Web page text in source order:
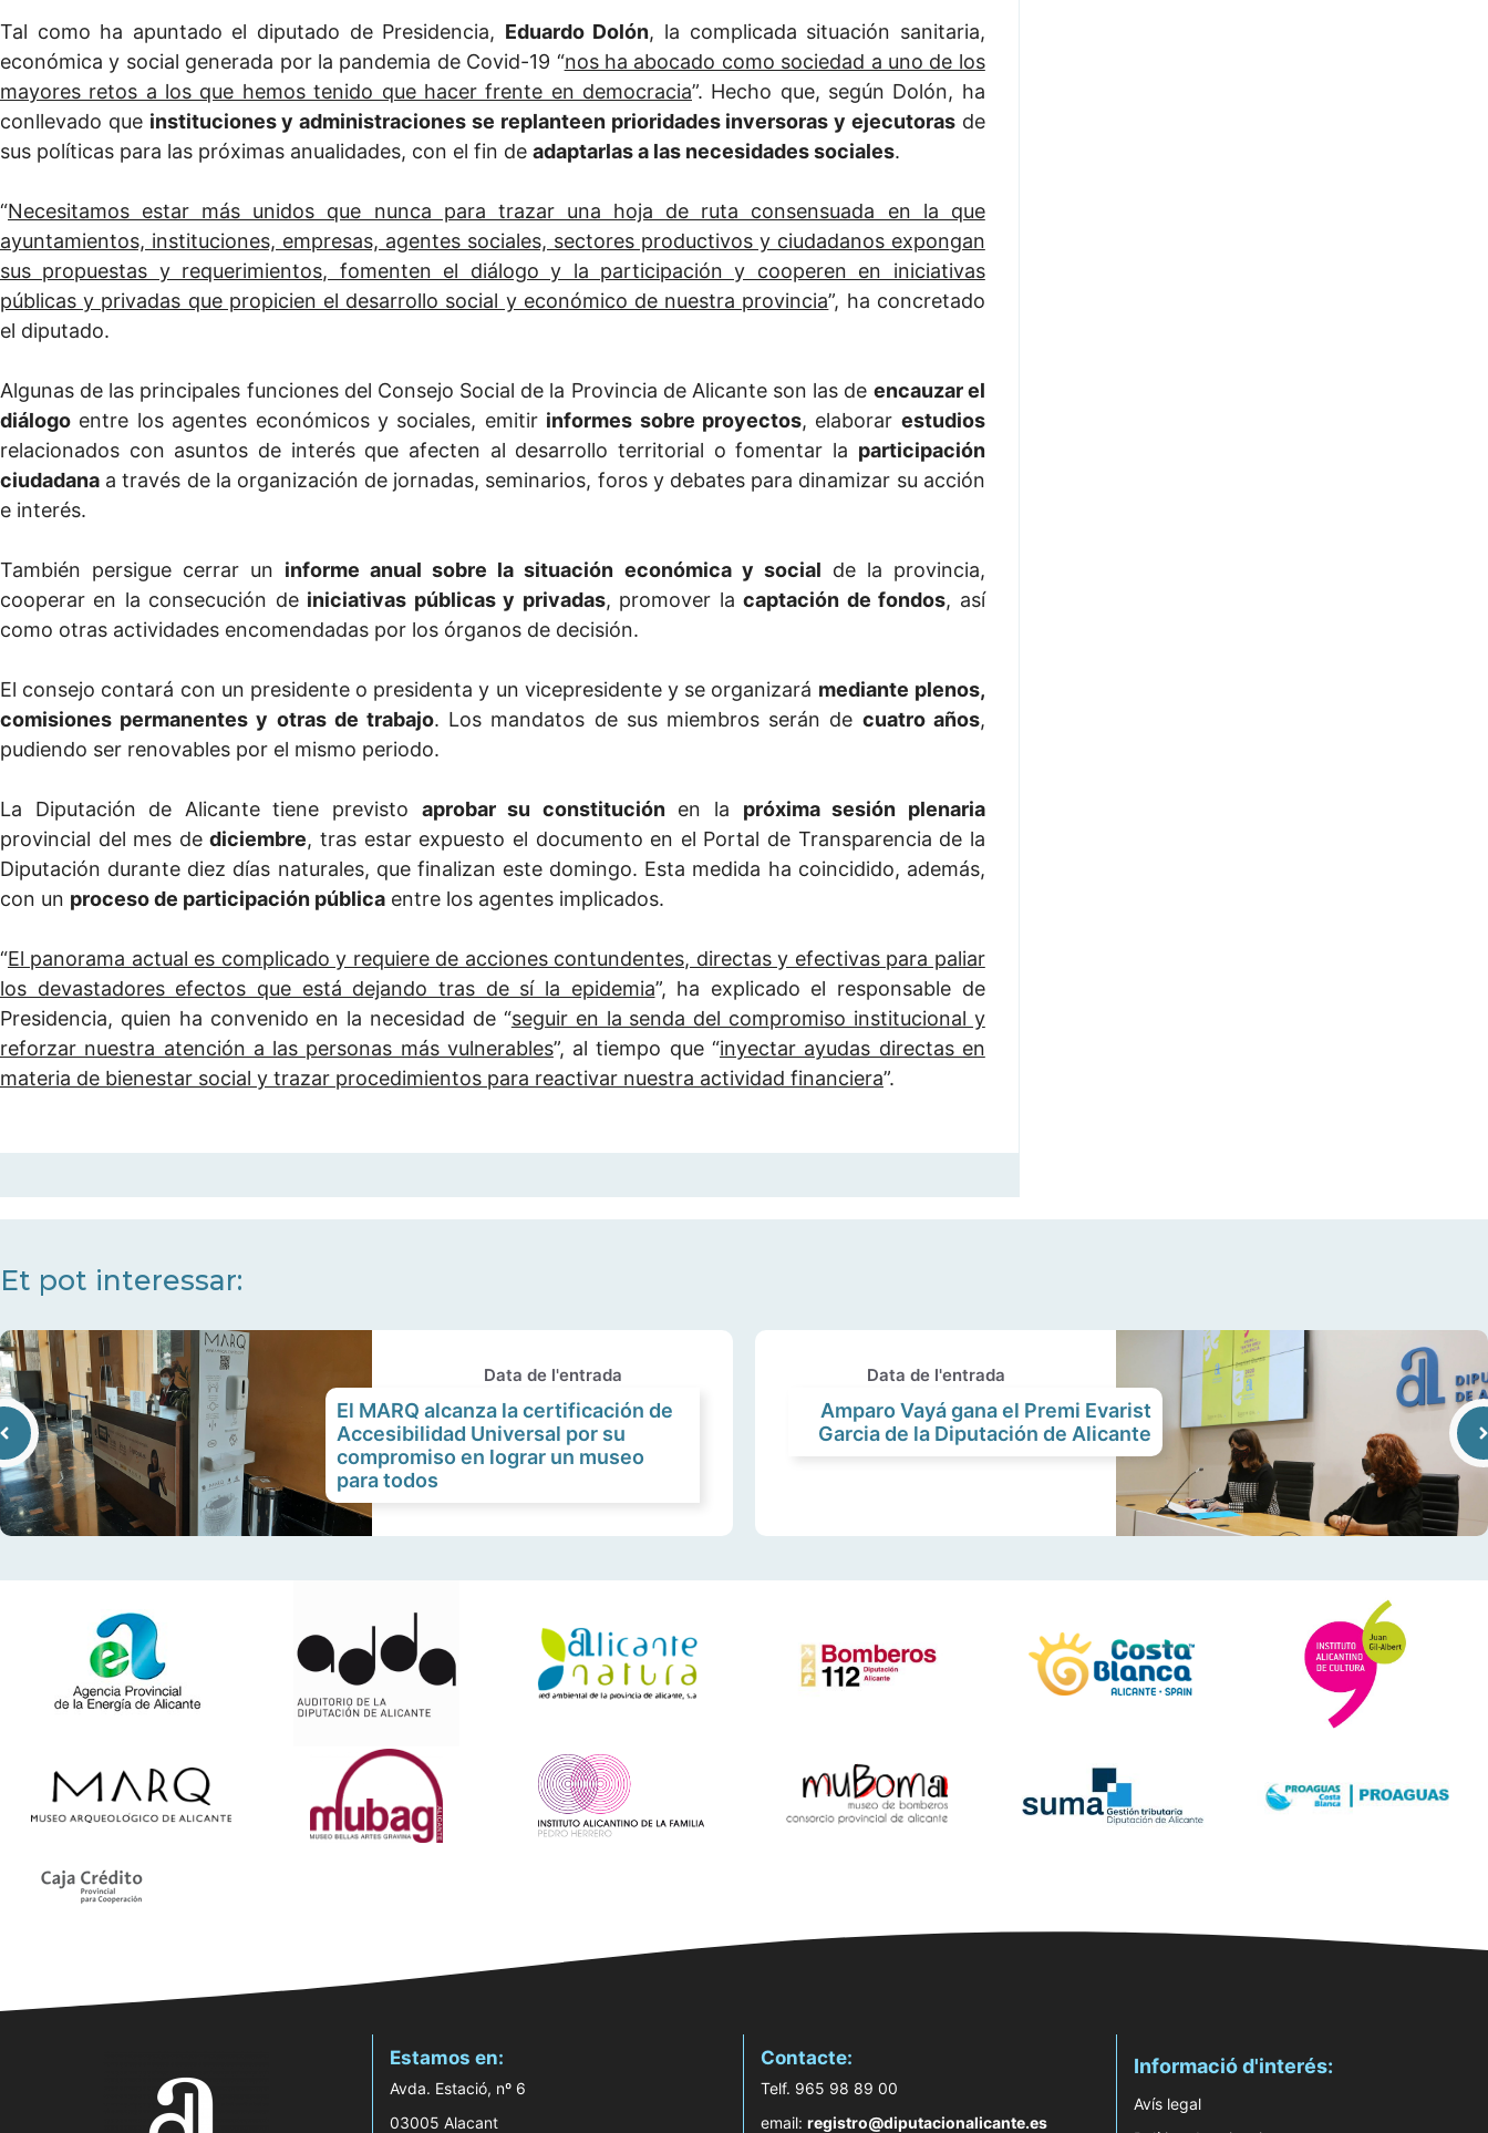
Tal como ha apuntado el diputado de Presidencia, Eduardo Dolón, la complicada situación sanitaria,
económica y social generada por la pandemia de Covid-19 “nos ha abocado como sociedad a uno de los
mayores retos a los que hemos tenido que hacer frente en democracia”. Hecho que, según Dolón, ha
conllevado que instituciones y administraciones se replanteen prioridades inversoras y ejecutoras de
sus políticas para las próximas anualidades, con el fin de adaptarlas a las necesidades sociales.
“Necesitamos estar más unidos que nunca para trazar una hoja de ruta consensuada en la que
ayuntamientos, instituciones, empresas, agentes sociales, sectores productivos y ciudadanos expongan
sus propuestas y requerimientos, fomenten el diálogo y la participación y cooperen en iniciativas
públicas y privadas que propicien el desarrollo social y económico de nuestra provincia”, ha concretado
el diputado.
Algunas de las principales funciones del Consejo Social de la Provincia de Alicante son las de encauzar el
diálogo entre los agentes económicos y sociales, emitir informes sobre proyectos, elaborar estudios
relacionados con asuntos de interés que afecten al desarrollo territorial o fomentar la participación
ciudadana a través de la organización de jornadas, seminarios, foros y debates para dinamizar su acción
e interés.
También persigue cerrar un informe anual sobre la situación económica y social de la provincia,
cooperar en la consecución de iniciativas públicas y privadas, promover lacaptación de fondos, así
como otras actividades encomendadas por los órganos de decisión.
El consejo contará con un presidente o presidenta y un vicepresidente y se organizará mediante plenos,
comisiones permanentes y otras de trabajo. Los mandatos de sus miembros serán de cuatro años,
pudiendo ser renovables por el mismo periodo.
La Diputación de Alicante tiene previsto aprobar su constituciónen la próxima sesión plenaria
provincial del mes dediciembre, tras estar expuesto el documento en el Portal de Transparencia de la
Diputación durante diez días naturales, que finalizan este domingo. Esta medida ha coincidido, además,
con un proceso de participación pública entre los agentes implicados.
“El panorama actual es complicado y requiere de acciones contundentes, directas y efectivas para paliar
los devastadores efectos que está dejando tras de sí la epidemia”, ha explicado el responsable de
Presidencia, quien ha convenido en la necesidad de “seguir en la senda del compromiso institucional y
reforzar nuestra atención a las personas más vulnerables”, al tiempo que “inyectar ayudas directas en
materia de bienestar social y trazar procedimientos para reactivar nuestra actividad financiera”.
Et pot interessar:
Data de l'entrada
El MARQ alcanza la certificación de
Accesibilidad Universal por su
compromiso en lograr un museo
para todos
Data de l'entrada
Amparo Vayá gana el Premi Evarist
Garcia de la Diputación de Alicante
Estamos en:
Avda. Estació, nº 6
03005 Alacant
Contacte:
Telf. 965 98 89 00
email: registro@diputacionalicante.es
Informació d'interés:
Avís legal